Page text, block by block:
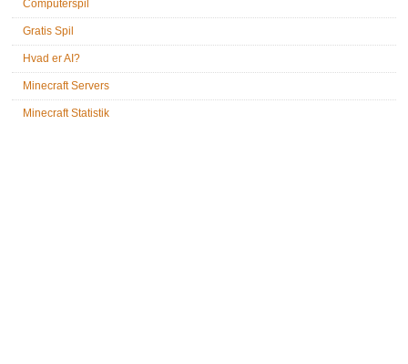
Computerspil
Gratis Spil
Hvad er AI?
Minecraft Servers
Minecraft Statistik